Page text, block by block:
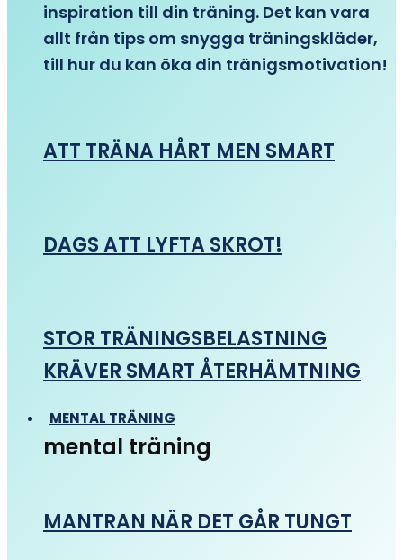
inspiration till din träning. Det kan vara
allt från tips om snygga träningskläder,
till hur du kan öka din tränigsmotivation!
ATT TRÄNA HÅRT MEN SMART
DAGS ATT LYFTA SKROT!
STOR TRÄNINGSBELASTNING
KRÄVER SMART ÅTERHÄMTNING
MENTAL TRÄNING
mental träning
MANTRAN NÄR DET GÅR TUNGT